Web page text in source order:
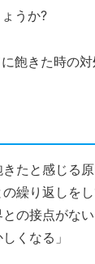
うか?
飽きた時の
きたと感じる
り返しをし
接点がない
くなる」